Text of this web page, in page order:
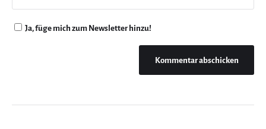
Ja, füge mich zum Newsletter hinzu!